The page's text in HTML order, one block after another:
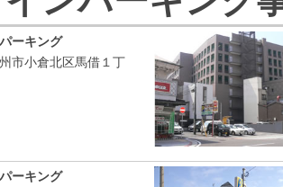
ーキング
市小倉北区馬借１丁
ーキング